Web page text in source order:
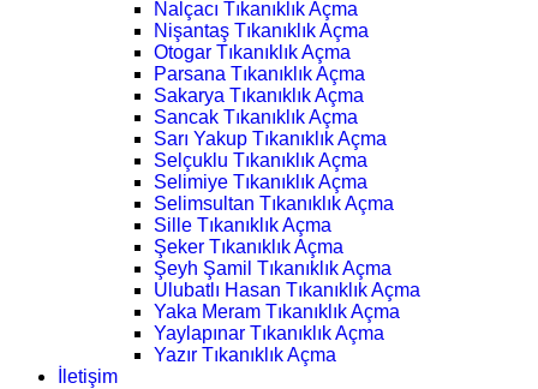
Nalçacı Tıkanıklık Açma
Nişantaş Tıkanıklık Açma
Otogar Tıkanıklık Açma
Parsana Tıkanıklık Açma
Sakarya Tıkanıklık Açma
Sancak Tıkanıklık Açma
Sarı Yakup Tıkanıklık Açma
Selçuklu Tıkanıklık Açma
Selimiye Tıkanıklık Açma
Selimsultan Tıkanıklık Açma
Sille Tıkanıklık Açma
Şeker Tıkanıklık Açma
Şeyh Şamil Tıkanıklık Açma
Ulubatlı Hasan Tıkanıklık Açma
Yaka Meram Tıkanıklık Açma
Yaylapınar Tıkanıklık Açma
Yazır Tıkanıklık Açma
İletişim